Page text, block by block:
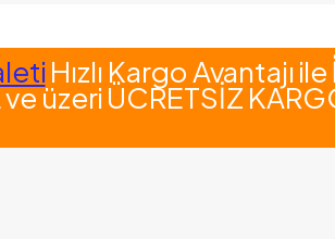
Hızlı Kargo Avantajı ile
üzeri ÜCRETSİZ